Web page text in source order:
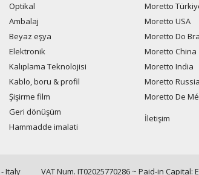
Optikal
Ambalaj
Beyaz eşya
Elektronik
Kalıplama Teknolojisi
Kablo, boru & profil
Şişirme film
Geri dönüşüm
Hammadde imalati
Moretto
Moretto USA
Moretto Do
Moretto China
Moretto India
Moretto Russia
Moretto De
İletişim
Italy VAT Num. IT02025770286 ~ Paid-in Capital: